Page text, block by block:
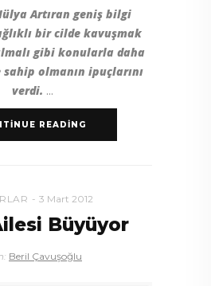
Artıran geniş bilgi
bir cilde kavuşmak
gibi konularla daha
olmanın ipuçlarını
verdi.
READING
3 Mart 2012
Büyüyor
Beril Çavuşoğlu